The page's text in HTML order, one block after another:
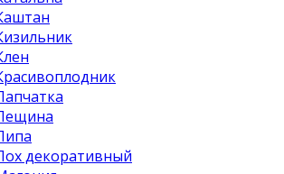
декоративный